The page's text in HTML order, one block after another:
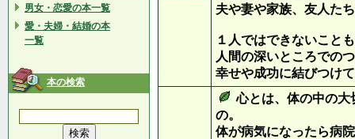
男女・恋愛の本一覧
愛・夫婦・結婚の本
一覧
本の検索
夫や妻や家族、友人た
１人ではできないこと
人間の深いところでの
幸せや成功に結びつけ
心とは、体の中の大
の。
体が病気になったら病